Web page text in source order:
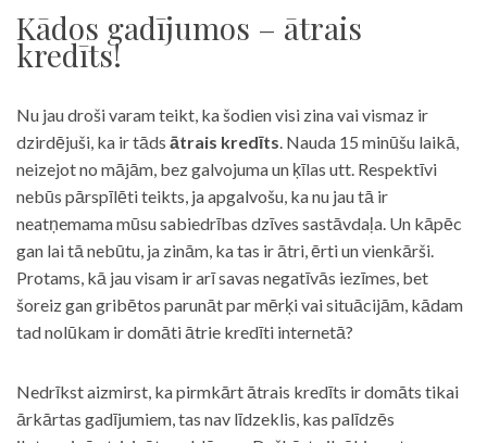
Kādos gadījumos – ātrais
kredīts!
Nu jau droši varam teikt, ka šodien visi zina vai vismaz ir
dzirdējuši, ka ir tāds ātrais kredīts. Nauda 15 minūšu laikā,
neizejot no mājām, bez galvojuma un ķīlas utt. Respektīvi
nebūs pārspīlēti teikts, ja apgalvošu, ka nu jau tā ir
neatņemama mūsu sabiedrības dzīves sastāvdaļa. Un kāpēc
gan lai tā nebūtu, ja zinām, ka tas ir ātri, ērti un vienkārši.
Protams, kā jau visam ir arī savas negatīvās iezīmes, bet
šoreiz gan gribētos parunāt par mērķi vai situācijām, kādam
tad nolūkam ir domāti ātrie kredīti internetā?
Nedrīkst aizmirst, ka pirmkārt ātrais kredīts ir domāts tikai
ārkārtas gadījumiem, tas nav līdzeklis, kas palīdzēs